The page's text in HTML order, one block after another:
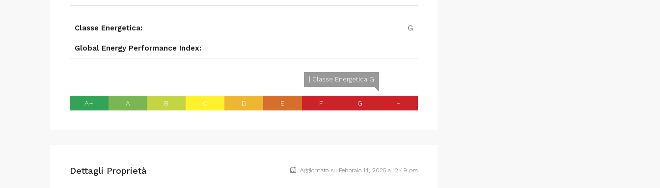
Classe Energetica: G
Global Energy Performance Index:
A+ A B C D E F
| Classe Energetica G
G H
Dettagli Proprietà Aggiornato su Febbraio 14, 2025 a 12:49 pm